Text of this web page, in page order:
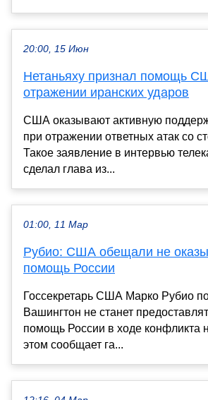
20:00, 15 Июн
Нетаньяху признал помощь
отражении иранских ударов
США оказывают активную
при отражении ответных атак со
Такое заявление в интервью
сделал глава из...
01:00, 11 Мар
Рубио: США обещали не
помощь России
Госсекретарь США Марко Рубио
Вашингтон не станет
помощь России в ходе конфликта
этом сообщает га...